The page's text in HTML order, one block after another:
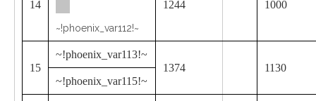
14 1244 1000
~!phoenix_var112!~
15
~!phoenix_var113!~
1374
1130
~!phoenix_var115!~